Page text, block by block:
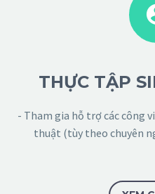
THỰC TẬP
- Tham gia hỗ trợ các công
thuật (tùy theo chuyên